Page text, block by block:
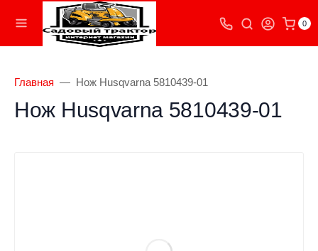
0
Главная Нож Husqvarna 5810439-01
Нож Husqvarna 5810439-01